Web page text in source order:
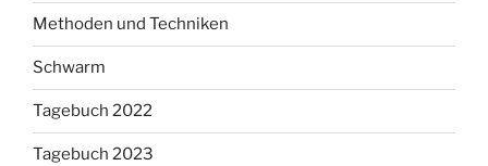
Methoden und Techniken
Schwarm
Tagebuch 2022
Tagebuch 2023